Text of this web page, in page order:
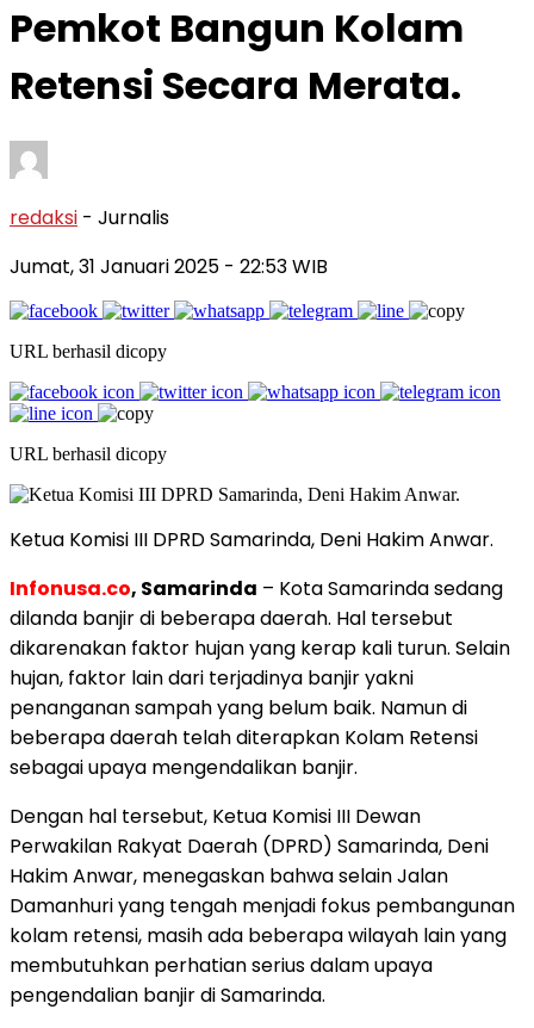
Pemkot Bangun Kolam
Retensi Secara Merata.
redaksi - Jurnalis
Jumat, 31 Januari 2025 - 22:53 WIB
URL berhasil dicopy
URL berhasil dicopy
Ketua Komisi III DPRD Samarinda, Deni Hakim Anwar.
Infonusa.co, Samarinda – Kota Samarinda sedang
dilanda banjir di beberapa daerah. Hal tersebut
dikarenakan faktor hujan yang kerap kali turun. Selain
hujan, faktor lain dari terjadinya banjir yakni
penanganan sampah yang belum baik. Namun di
beberapa daerah telah diterapkan Kolam Retensi
sebagai upaya mengendalikan banjir.
Dengan hal tersebut, Ketua Komisi III Dewan
Perwakilan Rakyat Daerah (DPRD) Samarinda, Deni
Hakim Anwar, menegaskan bahwa selain Jalan
Damanhuri yang tengah menjadi fokus pembangunan
kolam retensi, masih ada beberapa wilayah lain yang
membutuhkan perhatian serius dalam upaya
pengendalian banjir di Samarinda.